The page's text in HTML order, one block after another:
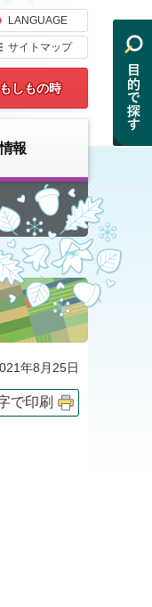
LANGUAGE
サイトマップ
もしもの時
報
年8月25日
で印刷